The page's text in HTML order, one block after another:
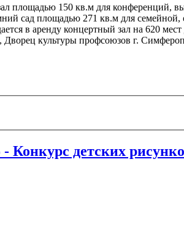
площадью 150 кв.м для конференций,
сад площадью 271 кв.м для семейной,
в аренду концертный зал на 620
культуры профсоюзов г.
Конкурс детских